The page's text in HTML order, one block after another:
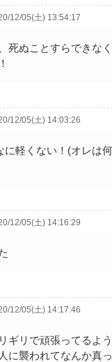
12/05(土) 13:54:17
死ぬことすらできな
12/05(土) 14:03:26
に軽くない！(オレは
12/05(土) 14:16:29
12/05(土) 14:17:46
ギリで頑張ってるよ
に襲われてなんか真